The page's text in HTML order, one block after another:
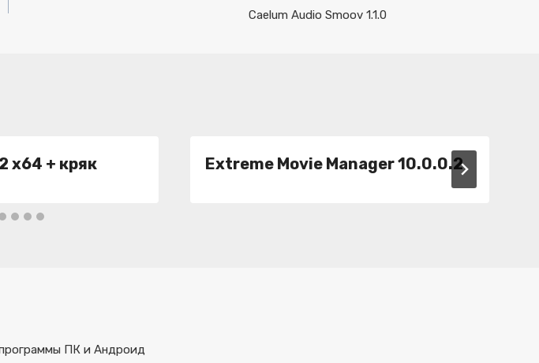
Caelum Audio Smoov 1.1.0
x64 + кряк Extreme Movie Manager 10.0.0.2
ПК и Андроид